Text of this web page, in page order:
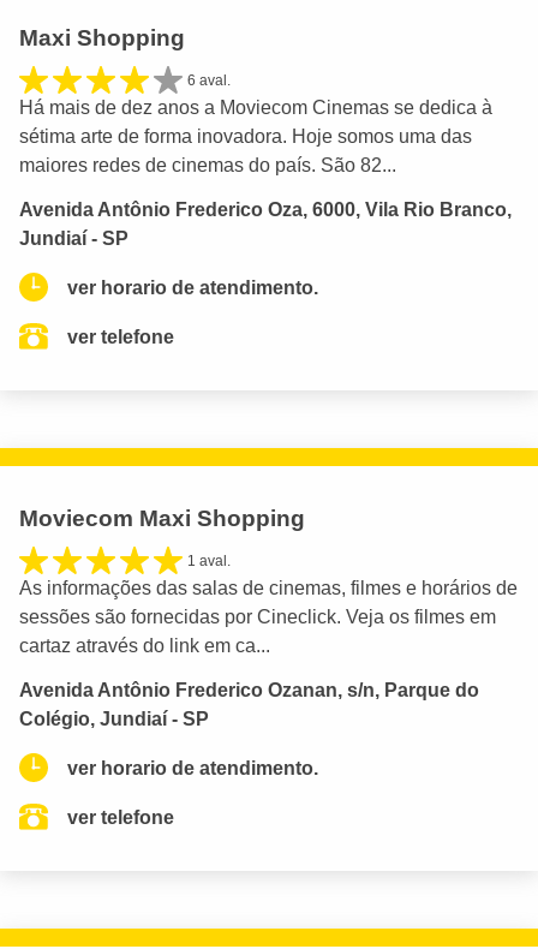
Maxi Shopping
6 aval.
Há mais de dez anos a Moviecom Cinemas se dedica à
sétima arte de forma inovadora. Hoje somos uma das
maiores redes de cinemas do país. São 82...
Avenida Antônio Frederico Oza, 6000, Vila Rio Branco,
Jundiaí - SP
ver horario de atendimento.
ver telefone
Moviecom Maxi Shopping
1 aval.
As informações das salas de cinemas, filmes e horários de
sessões são fornecidas por Cineclick. Veja os filmes em
cartaz através do link em ca...
Avenida Antônio Frederico Ozanan, s/n, Parque do
Colégio, Jundiaí - SP
ver horario de atendimento.
ver telefone